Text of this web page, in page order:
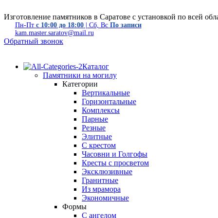
Изготовление памятников в Саратове с установкой по всей
Пн-Пт с 10:00 до 18:00| Сб, Вс По записи
kam.master.saratov@mail.ru
Обратный звонок
Каталог
Памятники на могилу
Категории
Вертикальные
Горизонтальные
Комплексы
Парные
Резные
Элитные
С крестом
Часовни и Голгофы
Кресты с просветом
Эксклюзивные
Гранитные
Из мрамора
Экономичные
Формы
С ангелом